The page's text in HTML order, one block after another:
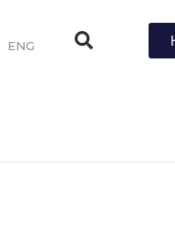
ENG